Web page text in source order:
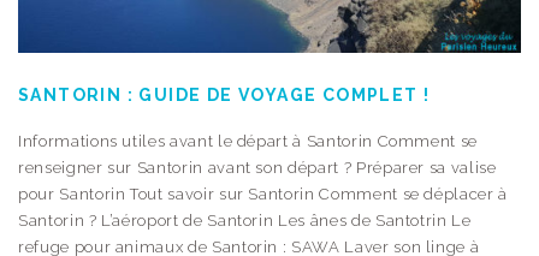
SANTORIN : GUIDE DE VOYAGE COMPLET !
Informations utiles avant le départ à Santorin Comment se
renseigner sur Santorin avant son départ ? Préparer sa valise
pour Santorin Tout savoir sur Santorin Comment se déplacer à
Santorin ? L’aéroport de Santorin Les ânes de Santotrin Le
refuge pour animaux de Santorin : SAWA Laver son linge à